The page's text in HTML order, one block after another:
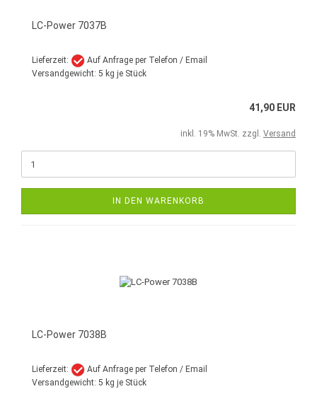
LC-Power 7037B
Lieferzeit:
Auf Anfrage per Telefon / Email
Versandgewicht: 5 kg je Stück
41,90 EUR
inkl. 19% MwSt. zzgl. Versand
IN DEN WARENKORB
LC-Power 7038B
Lieferzeit:
Auf Anfrage per Telefon / Email
Versandgewicht: 5 kg je Stück